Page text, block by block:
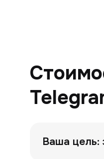
Ваша цель: